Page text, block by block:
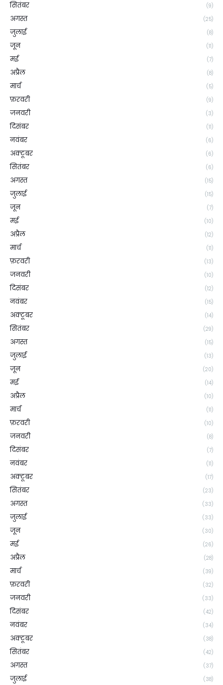
सितंबर (9)
अगस्त (25)
जुलाई (8)
जून (11)
मई (7)
अप्रैल (8)
मार्च (5)
फ़रवरी (9)
जनवरी (3)
दिसंबर (11)
नवंबर (6)
अक्टूबर (6)
सितंबर (6)
अगस्त (15)
जुलाई (15)
जून (7)
मई (10)
अप्रैल (12)
मार्च (11)
फ़रवरी (13)
जनवरी (10)
दिसंबर (12)
नवंबर (15)
अक्टूबर (14)
सितंबर (29)
अगस्त (15)
जुलाई (13)
जून (20)
मई (14)
अप्रैल (10)
मार्च (11)
फ़रवरी (10)
जनवरी (8)
दिसंबर (7)
नवंबर (11)
अक्टूबर (17)
सितंबर (23)
अगस्त (33)
जुलाई (33)
जून (30)
मई (26)
अप्रैल (28)
मार्च (39)
फ़रवरी (32)
जनवरी (33)
दिसंबर (42)
नवंबर (34)
अक्टूबर (38)
सितंबर (42)
अगस्त (37)
जुलाई (38)